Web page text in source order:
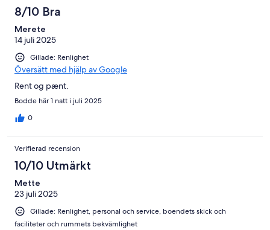
8/10 Bra
Merete
14 juli 2025
Gillade: Renlighet
Översätt med hjälp av Google
Rent og pænt.
Bodde här 1 natt i juli 2025
0
Verifierad recension
10/10 Utmärkt
Mette
23 juli 2025
Gillade: Renlighet, personal och service, boendets skick och
faciliteter och rummets bekvämlighet